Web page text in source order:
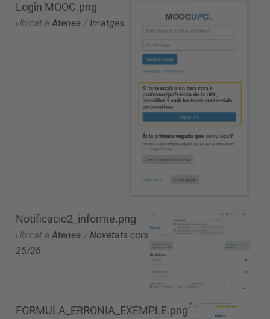
Login MOOC.png
Ubicat a Atenea / Imatges
Notificacio2_informe.png
Ubicat a Atenea / Novetats curs
25/26
FORMULA_ERRONIA_EXEMPLE.png